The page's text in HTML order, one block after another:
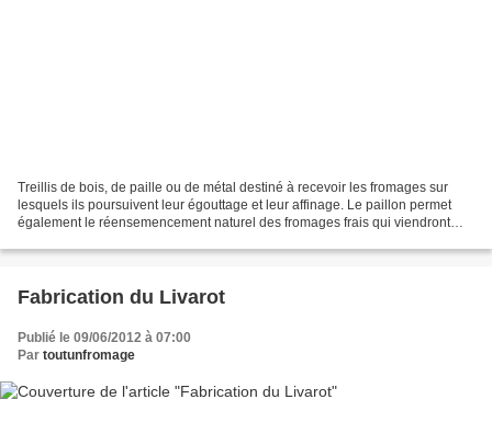
Treillis de bois, de paille ou de métal destiné à recevoir les fromages sur
lesquels ils poursuivent leur égouttage et leur affinage. Le paillon permet
également le réensemencement naturel des fromages frais qui viendront
Fabrication du Livarot
Publié le 09/06/2012 à 07:00
Par toutunfromage